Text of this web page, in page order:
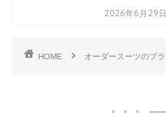
2026年6月29日
HOME オーダースーツのブラ